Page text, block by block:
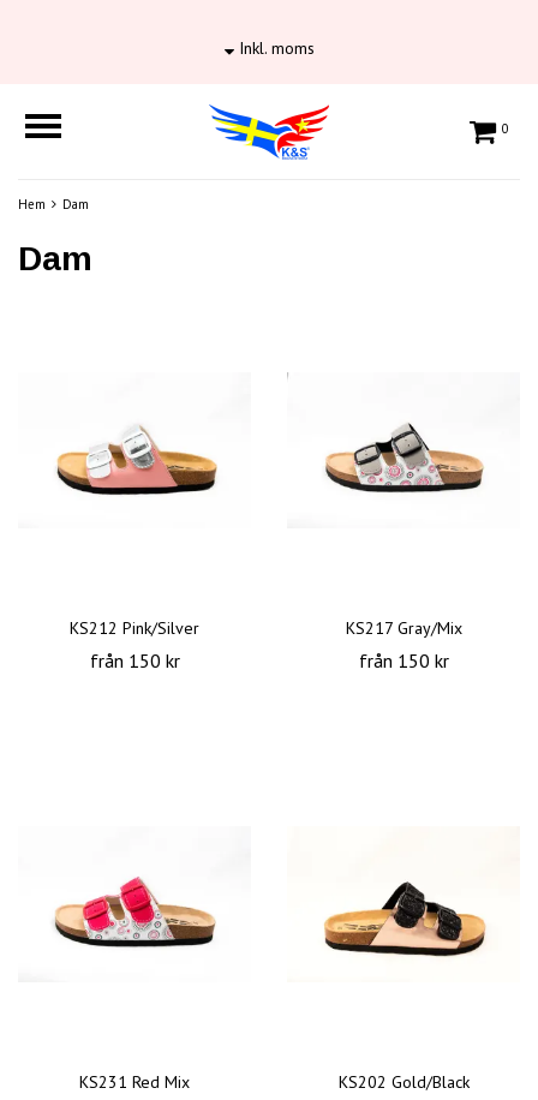
Inkl. moms
0
Hem Dam
Dam
KS212 Pink/Silver
från 150 kr
KS217 Gray/Mix
från 150 kr
KS231 Red Mix KS202 Gold/Black